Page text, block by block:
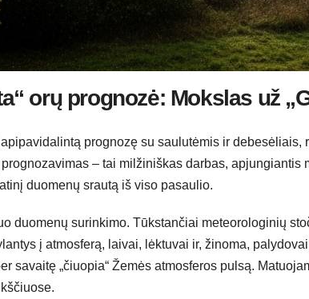
orų prognozė: Mokslas už
prognozę su saulutėmis ir
– tai milžiniškas darbas,
duomenų srautą iš viso pasaulio.
duomenų surinkimo. Tūkstančiai meteorologinių
į atmosferą, laivai, lėktuvai ir, žinoma,
savaitę „čiuopia“ Žemės atmosferos pulsą.